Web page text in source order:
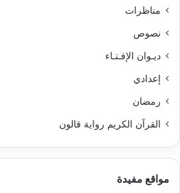
مناظرات
نصوص
ديـوان الإفـتـاء
إعدادي
رمضان
القرآن الكريم رواية قالون
مواقع مفيدة